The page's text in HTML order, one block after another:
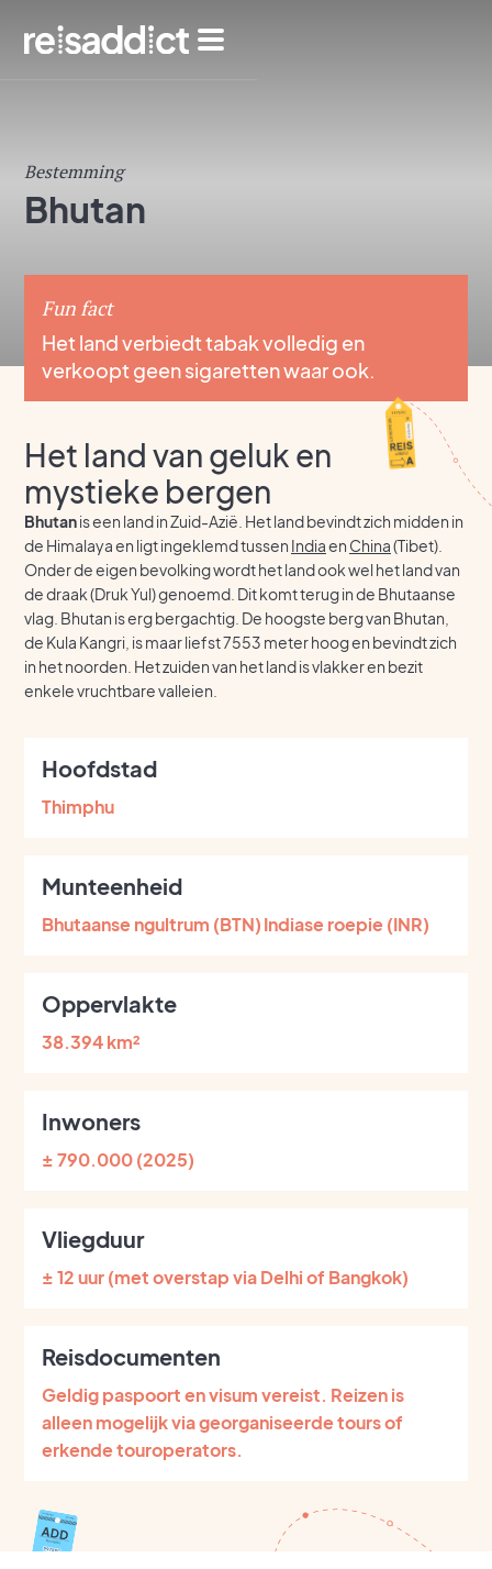
Bestemming
Bhutan
Fun fact
Het land verbiedt tabak volledig en
verkoopt geen sigaretten waar ook.
Het land van geluk en
mystieke bergen
Bhutanis een land in Zuid-Azië. Het land bevindt zich midden in
de Himalaya en ligt ingeklemd tussen Indiaen China(Tibet).
Onder de eigen bevolking wordt het land ook wel het land van
de draak (Druk Yul) genoemd. Dit komt terug in de Bhutaanse
vlag. Bhutan is erg bergachtig. De hoogste berg van Bhutan,
de Kula Kangri, is maar liefst 7553 meter hoog en bevindt zich
in het noorden. Het zuiden van het land is vlakker en bezit
enkele vruchtbare valleien.
Hoofdstad
Thimphu
Munteenheid
Bhutaanse ngultrum (BTN)Indiase roepie (INR)
Oppervlakte
38.394 km²
Inwoners
± 790.000 (2025)
Vliegduur
± 12 uur (met overstap via Delhi of Bangkok)
Reisdocumenten
Geldig paspoort en visum vereist. Reizen is
alleen mogelijk via georganiseerde tours of
erkende touroperators.